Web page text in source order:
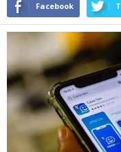
Facebook